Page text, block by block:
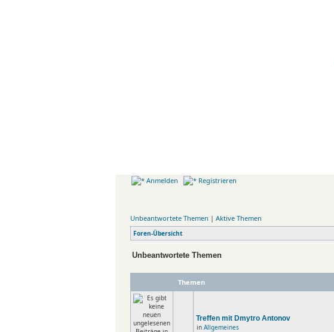
Anmelden Registrieren
Unbeantwortete Themen | Aktive Themen
Foren-Übersicht
Unbeantwortete Themen
Themen
Treffen mit Dmytro Antonov
in Allgemeines